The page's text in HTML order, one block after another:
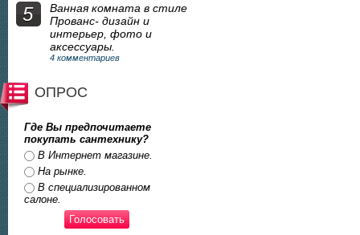
5
Ванная комната в стиле
Прованс- дизайн и
интерьер, фото и
аксессуары.
4 комментариев
ОПРОС
Где Вы предпочитаете
покупать сантехнику?
Ответы
В Интернет магазине.
На рынке.
В специализированном
салоне.